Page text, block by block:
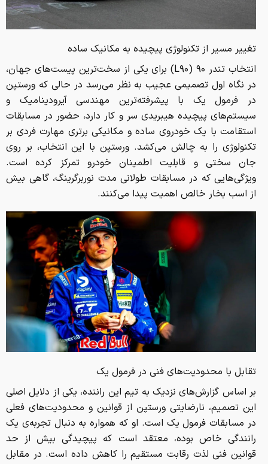
تغییر مسیر از تکنولوژی پیچیده به مکانیک ساده
انتخاب تندر ۹۰ (L۹۰) برای یکی از سخت‌ترین پیست‌های جهان،
در نگاه اول تصمیمی عجیب به نظر می‌رسد در حالی که ورستپن
در فرمول یک با پیشرفته‌ترین مهندسی آیرودینامیک و
سیستم‌های پیچیده هیبریدی سر و کار دارد، حضور در مسابقات
استقامت با یک خودروی ساده و مکانیکی برتری مهارت فردی بر
تکنولوژی را به چالش می‌کشد. ورستپن با این انتخاب، بر روی
جان‌ سختی و قابلیت اطمینان خودرو تمرکز کرده است.
ویژگی‌هایی که در مسابقات طولانی‌ مدت نوربرگرینگ، گاهی بیش
از اسب بخار خالص اهمیت پیدا می‌کنند.
تقابل با محدودیت‌های فنی در فرمول یک
بر اساس گزارش‌های نزدیک به تیم این راننده، یکی از دلایل اصلی
این تصمیم، نارضایتی ورستپن از قوانین و محدودیت‌های فعلی
در مسابقات فرمول یک است. او که همواره به دنبال تجربه‌ی یک
رانندگی خاص بوده، معتقد است که پیچیدگی بیش از حد
قوانین فنی لذت رقابت مستقیم را کاهش داده است. در مقابل